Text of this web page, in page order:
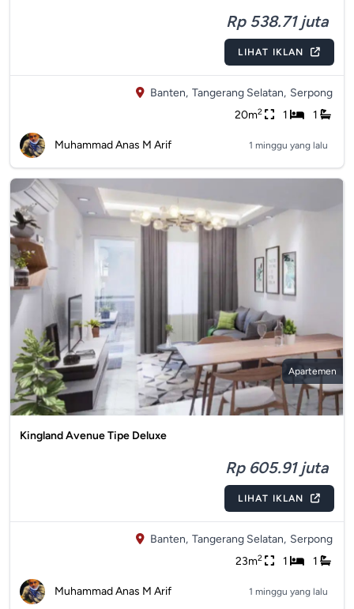
Rp 538.71 juta
LIHAT IKLAN
Banten, Tangerang Selatan, Serpong
20m2 1 1
Muhammad Anas M Arif 1 minggu yang lalu
Apartemen
Kingland Avenue Tipe Deluxe
Rp 605.91 juta
LIHAT IKLAN
Banten, Tangerang Selatan, Serpong
23m2 1 1
Muhammad Anas M Arif 1 minggu yang lalu